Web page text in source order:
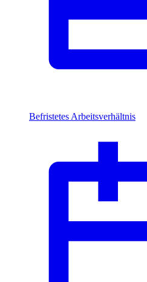
Befristetes Arbeitsverhältnis